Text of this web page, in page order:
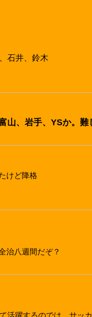
石井、鈴木
山、岩手、YSか。
けど降格
治八週間だぞ？
活躍するのでは、サッ